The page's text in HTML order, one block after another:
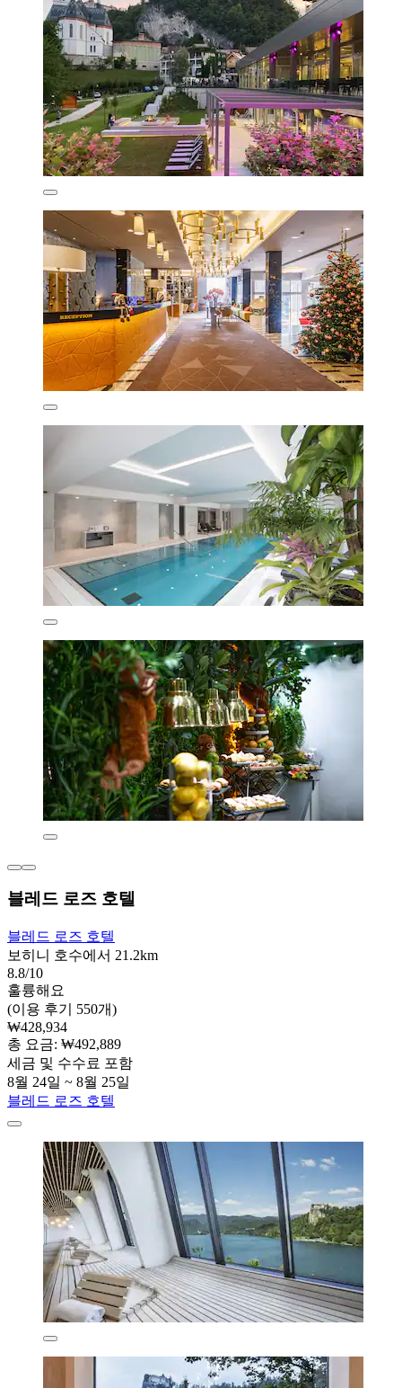
블레드 로즈 호텔
블레드 로즈 호텔
보히니 호수에서 21.2km
8.8/10
훌륭해요
(이용 후기 550개)
₩428,934
총 요금: ₩492,889
세금 및 수수료 포함
8월 24일 ~ 8월 25일
블레드 로즈 호텔